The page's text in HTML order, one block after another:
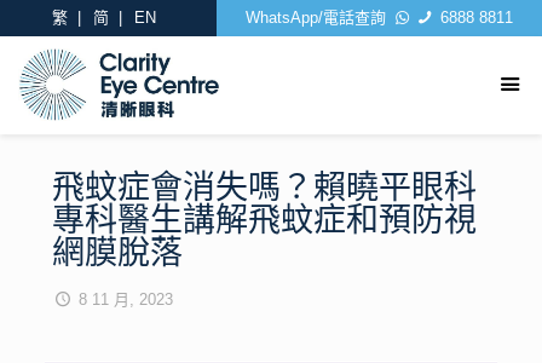
繁 简 EN WhatsApp/電話查詢 6888 8811
飛蚊症會消失嗎？賴曉平眼科
專科醫生講解飛蚊症和預防視
網膜脫落
8 11 月, 2023